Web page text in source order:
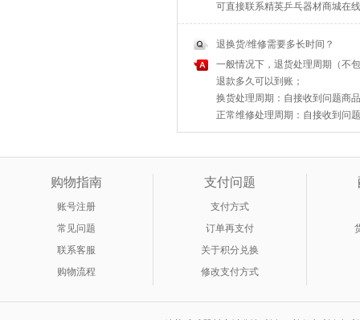
可直接联系精英乒乓器材商城在
退换货/维修需要多长时间？
一般情况下，退货处理周期（不
退款多久可以到账；
换货处理周期：自接收到问题商
正常维修处理周期：自接收到问
购物指南
账号注册
常见问题
联系客服
购物流程
支付问题
支付方式
订单再支付
关于积分兑换
修改支付方式